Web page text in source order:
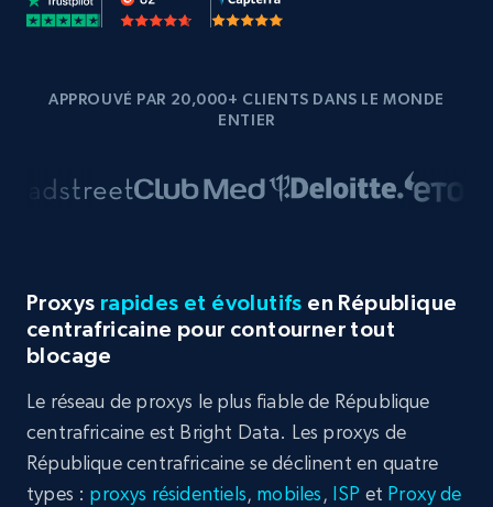
APPROUVÉ PAR 20,000+ CLIENTS DANS LE MONDE
ENTIER
Proxys rapides et évolutifs en République
centrafricaine pour contourner tout
blocage
Le réseau de proxys le plus fiable de République
centrafricaine est Bright Data. Les proxys de
République centrafricaine se déclinent en quatre
types : proxys résidentiels, mobiles, ISP et Proxy de